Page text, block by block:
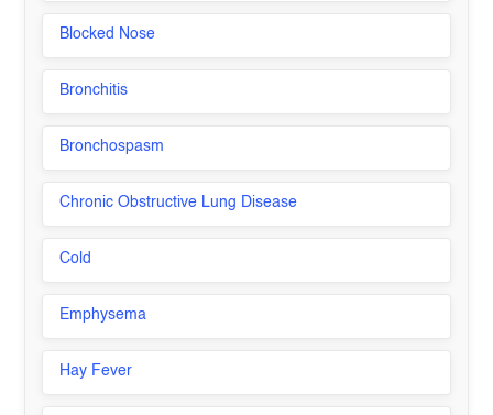
Blocked Nose
Bronchitis
Bronchospasm
Chronic Obstructive Lung Disease
Cold
Emphysema
Hay Fever